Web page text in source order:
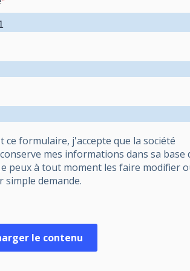
ce formulaire, j'accepte que la société
mes informations dans sa base
peux à tout moment les faire modifier
simple demande.
le contenu